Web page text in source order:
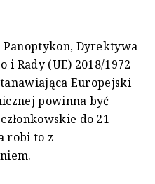
Dyrektywa
Rady (UE) 2018/1972
Europejski
powinna być
do 21
robi to z